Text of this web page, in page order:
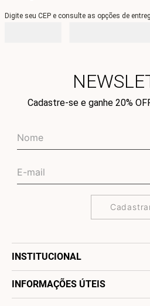
Digite seu CEP e consulte as opções de
Cadastre-se e ganhe 20%
INSTITUCIONAL
INFORMAÇÕES ÚTEIS